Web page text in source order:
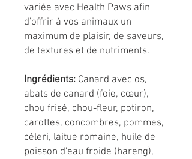
variée avec Health Paws afin
d'offrir à vos animaux un
maximum de plaisir, de saveurs,
de textures et de nutriments.
Ingrédients: Canard avec os,
abats de canard (foie, cœur),
chou frisé, chou-fleur, potiron,
carottes, concombres, pommes,
céleri, laitue romaine, huile de
poisson d'eau froide (hareng),